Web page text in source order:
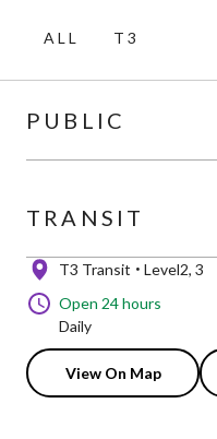
ALL T3
PUBLIC
TRANSIT
T3 Transit
Level2, 3
Open 24 hours
Daily
View On Map